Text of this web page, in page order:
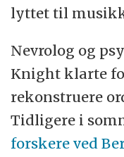
lyttet til
Nevrolog og
Knight klarte
rekonstruere
Tidligere i
forskere ved